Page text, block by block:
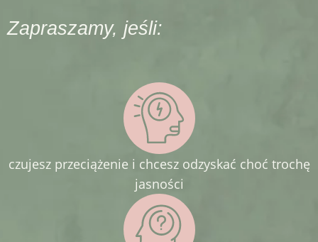
Zapraszamy, jeśli:
czujesz przeciążenie i chcesz odzyskać choć trochę
jasności